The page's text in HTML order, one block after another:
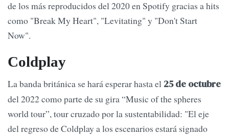
de los más reproducidos del 2020 en Spotify gracias a hits
como "Break My Heart", "Levitating" y "Don't Start
Now".
Coldplay
La banda británica se hará esperar hasta el 25 de octubre
del 2022 como parte de su gira “Music of the spheres
world tour”, tour cruzado por la sustentabilidad: "El eje
del regreso de Coldplay a los escenarios estará signado